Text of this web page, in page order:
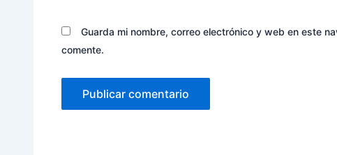
Guarda mi nombre, correo electrónico y web en este
comente.